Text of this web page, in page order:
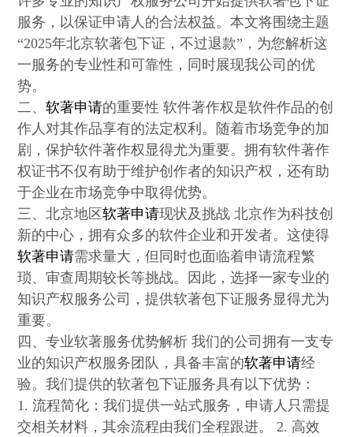
服务，以保证申请人的合法权益。本文将围绕主题
“2025年北京软著包下证，不过退款”，为您解析这
一服务的专业性和可靠性，同时展现我公司的优
势。
二、软著申请的重要性 软件著作权是软件作品的创
作人对其作品享有的法定权利。随着市场竞争的加
剧，保护软件著作权显得尤为重要。拥有软件著作
权证书不仅有助于维护创作者的知识产权，还有助
于企业在市场竞争中取得优势。
三、北京地区软著申请现状及挑战 北京作为科技创
新的中心，拥有众多的软件企业和开发者。这使得
软著申请需求量大，但同时也面临着申请流程繁
琐、审查周期较长等挑战。因此，选择一家专业的
知识产权服务公司，提供软著包下证服务显得尤为
重要。
四、专业软著服务优势解析 我们的公司拥有一支专
业的知识产权服务团队，具备丰富的软著申请经
验。我们提供的软著包下证服务具有以下优势：
1. 流程简化：我们提供一站式服务，申请人只需提
交相关材料，其余流程由我们全程跟进。 2. 高效